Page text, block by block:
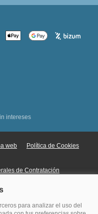
intereses
web Política de Cookies
de Contratación